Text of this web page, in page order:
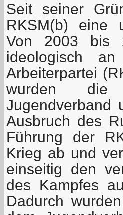
Seit seiner
RKSM(b) eine
Von 2003 bis
ideologisch an
Arbeiterpartei
wurden die
Jugendverband
Ausbruch des
Führung der
Krieg ab und
einseitig den
des Kampfes
Dadurch